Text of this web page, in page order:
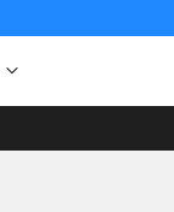
Moneda